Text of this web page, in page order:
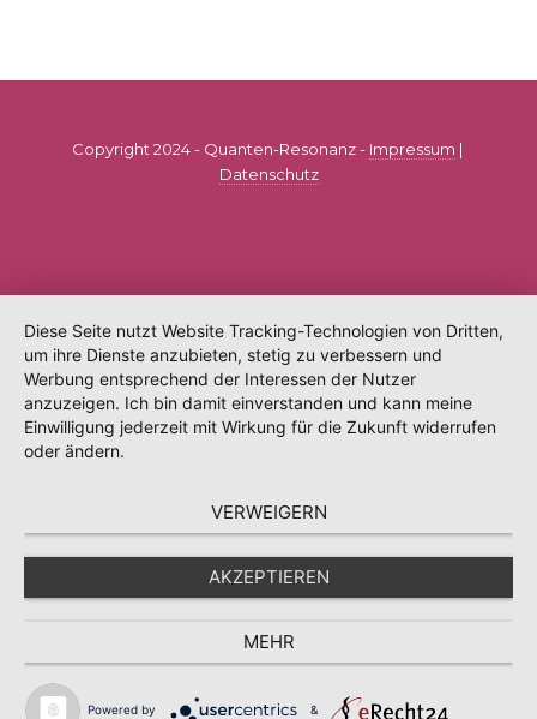
Copyright 2024 - Quanten-Resonanz - Impressum |
Datenschutz
Diese Seite nutzt Website Tracking-Technologien von Dritten,
um ihre Dienste anzubieten, stetig zu verbessern und
Werbung entsprechend der Interessen der Nutzer
anzuzeigen. Ich bin damit einverstanden und kann meine
Einwilligung jederzeit mit Wirkung für die Zukunft widerrufen
oder ändern.
VERWEIGERN
AKZEPTIEREN
MEHR
Powered by &